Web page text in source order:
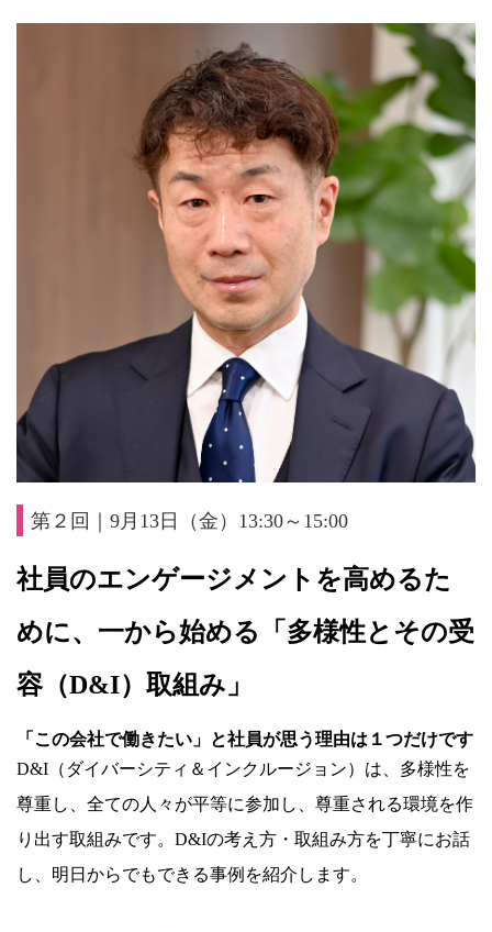
第２回｜9月13日（金）13:30～15:00
社員のエンゲージメントを高めるた
めに、一から始める「多様性とその受
容（D&I）取組み」
「この会社で働きたい」と社員が思う理由は１つだけです
D&I（ダイバーシティ＆インクルージョン）は、多様性を
尊重し、全ての人々が平等に参加し、尊重される環境を作
り出す取組みです。D&Iの考え方・取組み方を丁寧にお話
し、明日からでもできる事例を紹介します。